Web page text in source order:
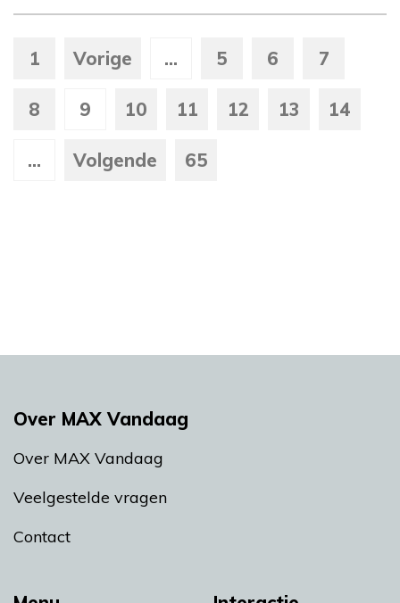
1 Vorige ... 5 6 7
8 9 10 11 12 13 14
... Volgende 65
Over MAX Vandaag
Over MAX Vandaag
Veelgestelde vragen
Contact